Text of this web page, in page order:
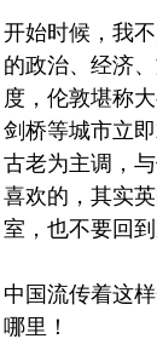
散记 阿
开始时候，我
的政治、经济
度，伦敦堪称
剑桥等城市立
古老为主调，
喜欢的，其实
室，也不要回
中国流传着这
哪里！